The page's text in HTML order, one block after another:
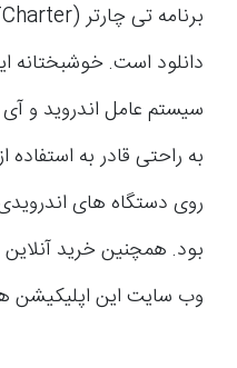
دانلود است. خوشبختانه
سیستم عامل اندروید و
به راحتی قادر به استفاده
روی دستگاه های
بود. همچنین خرید آنلاین
وب سایت این اپلیکیشن